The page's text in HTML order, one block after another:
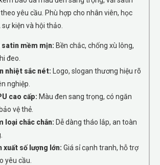
yêu cầu. Phù hợp cho nhân viên, học
kiện và hội thảo.
satin mềm mịn: Bền chắc, chống xù lông,
đeo.
nhiệt sắc nét: Logo, slogan thương hiệu rõ
nghiệp.
cao cấp: Màu đen sang trọng, có ngăn
vệ thẻ.
loại chắc chắn: Dễ dàng tháo lắp, an toàn
xuất số lượng lớn: Giá sỉ cạnh tranh, hỗ trợ
yêu cầu.